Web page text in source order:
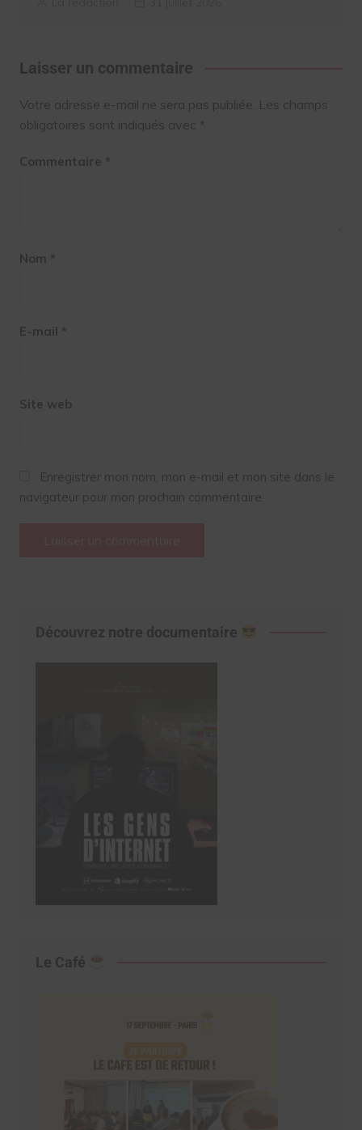
Laisser un commentaire
Votre adresse e-mail ne sera pas publiée. Les champs
obligatoires sont indiqués avec *
Commentaire *
Nom *
E-mail *
Site web
Enregistrer mon nom, mon e-mail et mon site dans le
navigateur pour mon prochain commentaire.
Découvrez notre documentaire
Le Café